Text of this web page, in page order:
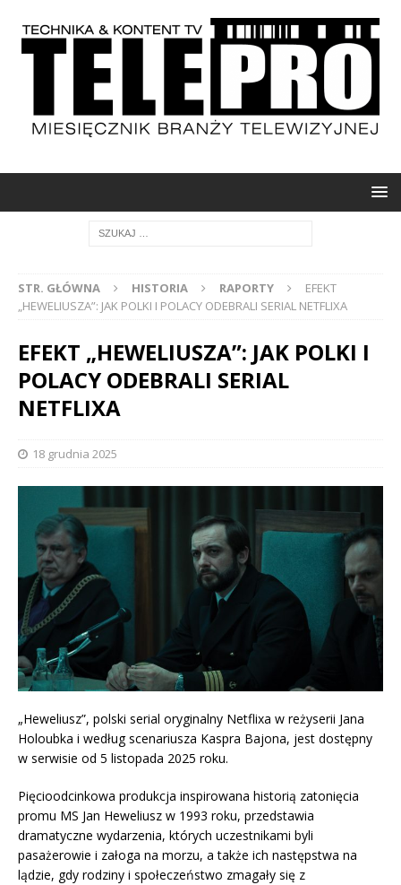
STR. GŁÓWNA HISTORIA RAPORTY
EFEKT
„HEWELIUSZA”: JAK POLKI I POLACY ODEBRALI SERIAL NETFLIXA
EFEKT „HEWELIUSZA”: JAK POLKI I
POLACY ODEBRALI SERIAL
NETFLIXA
18 grudnia 2025
„Heweliusz”, polski serial oryginalny Netflixa w reżyserii Jana
Holoubka i według scenariusza Kaspra Bajona, jest dostępny
w serwisie od 5 listopada 2025 roku.
Pięcioodcinkowa produkcja inspirowana historią zatonięcia
promu MS Jan Heweliusz w 1993 roku, przedstawia
dramatyczne wydarzenia, których uczestnikami byli
pasażerowie i załoga na morzu, a także ich następstwa na
lądzie, gdy rodziny i społeczeństwo zmagały się z